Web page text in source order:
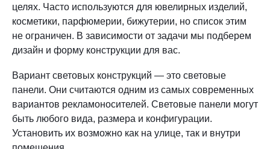
целях. Часто используются для ювелирных изделий,
косметики, парфюмерии, бижутерии, но список этим
не ограничен. В зависимости от задачи мы подберем
дизайн и форму конструкции для вас.
Вариант световых конструкций — это световые
панели. Они считаются одним из самых современных
вариантов рекламоносителей. Световые панели могут
быть любого вида, размера и конфигурации.
Установить их возможно как на улице, так и внутри